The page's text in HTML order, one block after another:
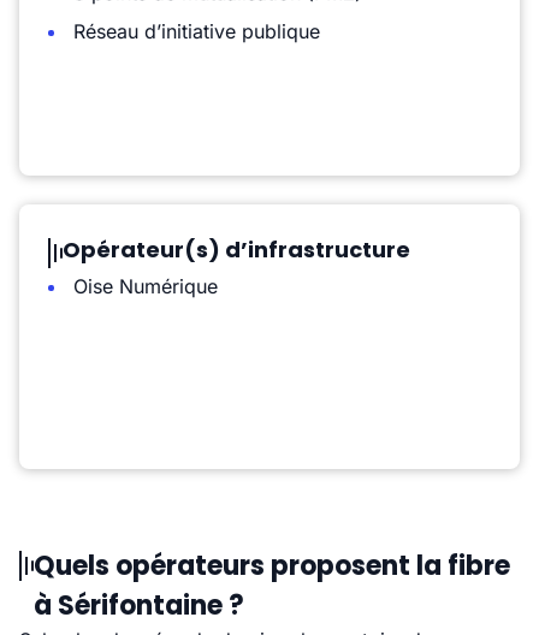
Réseau d’initiative publique
Opérateur(s) d’infrastructure
Oise Numérique
Quels opérateurs proposent la fibre
à Sérifontaine ?